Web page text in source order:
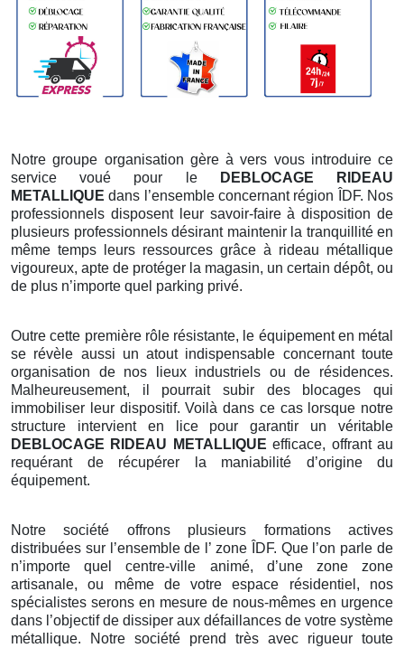
Notre groupe organisation gère à vers vous introduire ce
service voué pour le
DEBLOCAGE RIDEAU
METALLIQUE dans l’ensemble concernant région ÎDF. Nos
professionnels disposent leur savoir-faire à disposition de
plusieurs professionnels désirant maintenir la tranquillité en
même temps leurs ressources grâce à rideau métallique
vigoureux, apte de protéger la magasin, un certain dépôt, ou
de plus n’importe quel parking privé.
Outre cette première rôle résistante, le équipement en métal
se révèle aussi un atout indispensable concernant toute
organisation de nos lieux industriels ou de résidences.
Malheureusement, il pourrait subir des blocages qui
immobiliser leur dispositif. Voilà dans ce cas lorsque notre
structure intervient en lice pour garantir un véritable
DEBLOCAGE RIDEAU METALLIQUE efficace, offrant au
requérant de récupérer la maniabilité d’origine du
équipement.
Notre société offrons plusieurs formations actives
distribuées sur l’ensemble de l’ zone ÎDF. Que l’on parle de
n’importe quel centre-ville animé, d’une zone zone
artisanale, ou même de votre espace résidentiel, nos
spécialistes serons en mesure de nous-mêmes en urgence
dans l’objectif de dissiper aux défaillances de votre système
métallique. Notre société prend très avec rigueur toute